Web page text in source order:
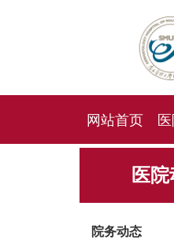
网站首页
人才招聘 招
医
院务动态